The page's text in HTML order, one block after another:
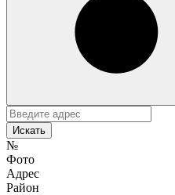
Искать
№
Фото
Адрес
Район